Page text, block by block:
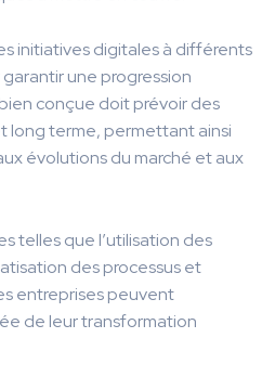
initiatives digitales à différents
une progression
conçue doit prévoir des
long terme, permettant ainsi
évolutions du marché et aux
telles que l’utilisation des
des processus et
entreprises peuvent
de leur transformation